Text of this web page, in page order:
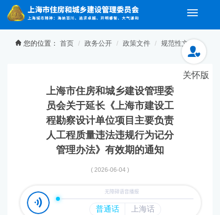
无障碍操作说明 跳转到网站导航区 跳转到主要内容区域
Toggle
您的位置： 首页 政务公开 政策文件 规范性文件
上海市住房和城乡建设管理委
员会关于延长《上海市建设工
程勘察设计单位项目主要负责
人工程质量违法违规行为记分
管理办法》有效期的通知
( 2026-06-04 )
关怀版